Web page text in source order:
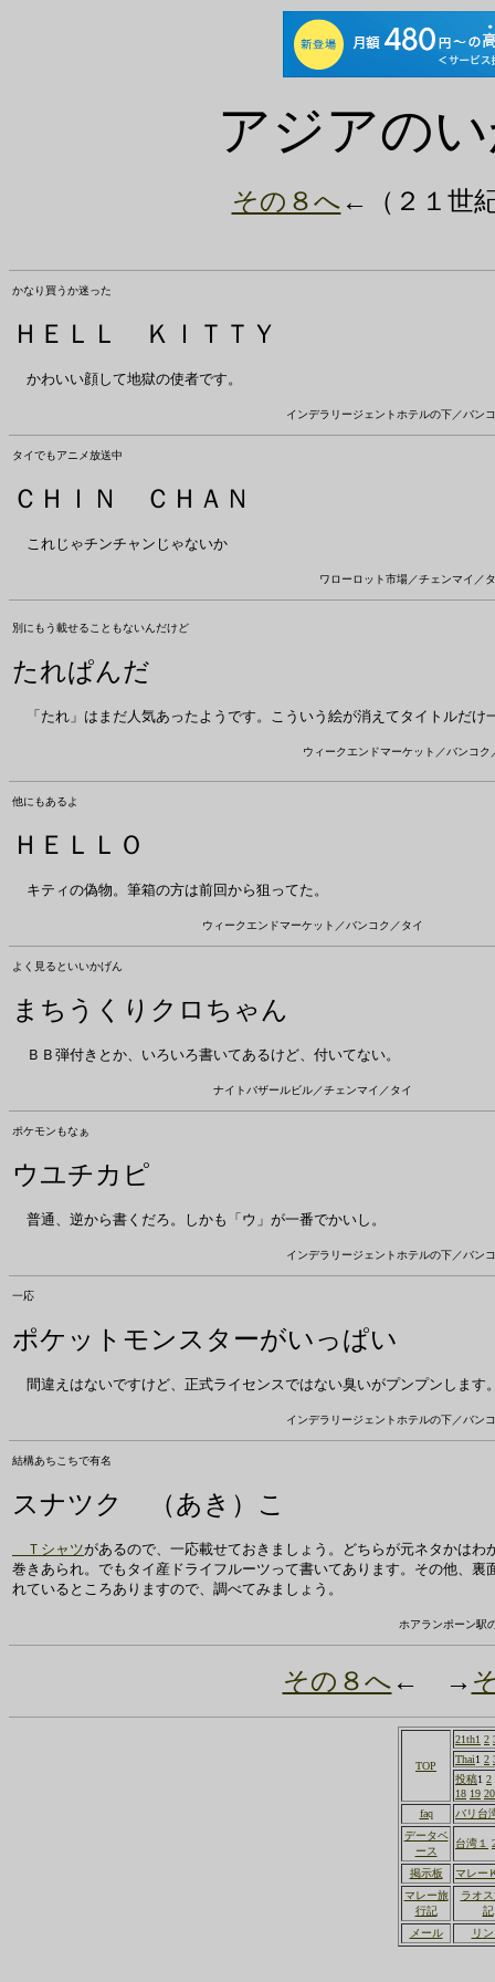
アジアの
その８へ ←（２１世
かなり買うか迷った
ＨＥＬＬ ＫＩＴＴＹ
かわいい顔して地獄の使者です。
インデラリージェントホテルの下／バン
タイでもアニメ放送中
ＣＨＩＮ ＣＨＡＮ
これじゃチンチャンじゃないか
ワローロット市場／チェンマイ／
別にもう載せることもないんだけど
たれぱんだ
「たれ」はまだ人気あったようです。こういう絵が消えてタイトルだけ
ウィークエンドマーケット／バンコク
他にもあるよ
ＨＥＬＬＯ
キティの偽物。筆箱の方は前回から狙ってた。
ウィークエンドマーケット／バンコク／タイ
よく見るといいかげん
まちうくりクロちゃん
ＢＢ弾付きとか、いろいろ書いてあるけど、付いてない。
ナイトバザールビル／チェンマイ／タイ
ポケモンもなぁ
ウユチカピ
普通、逆から書くだろ。しかも「ウ」が一番でかいし。
インデラリージェントホテルの下／バン
一応
ポケットモンスターがいっぱい
間違えはないですけど、正式ライセンスではない臭いがプンプンします
インデラリージェントホテルの下／バン
結構あちこちで有名
スナツク （あき）こ
Ｔシャツがあるので、一応載せておきましょう。どちらが元ネタかは
巻きあられ。でもタイ産ドライフルーツって書いてあります。その他、
れているところありますので、調べてみましょう。
ホアランポーン駅
その８へ ← →
TOP
21th1 2
Thai1 2
投稿1 2
18 19 20
faq
バリ台
データベ
ース
台湾１
掲示板
マレー
マレー旅
行記
ラオ
記
メール
リ